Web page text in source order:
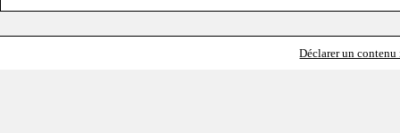
Déclarer un